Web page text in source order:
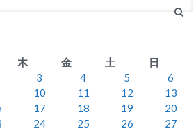
木 金 土
日
3 4 5
6
10 11 12
13
17 18 19
20
24 25 26
27